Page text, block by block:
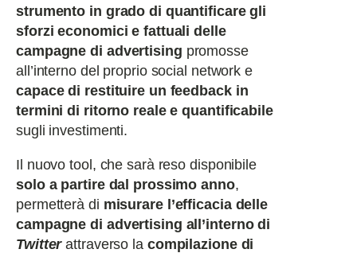
strumento in grado di quantificare gli
sforzi economici e fattuali delle
campagne di advertising promosse
all’interno del proprio social network e
capace di restituire un feedback in
termini di ritorno reale e quantificabile
sugli investimenti.
Il nuovo tool, che sarà reso disponibile
solo a partire dal prossimo anno,
permetterà di misurare l’efficacia delle
campagne di advertising all’interno di
Twitterattraverso la compilazione di